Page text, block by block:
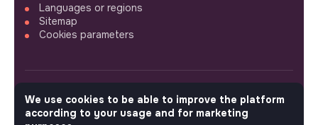
Languages or regions
Sitemap
Cookies parameters
FOLLOW US
We use cookies to be able to improve the platform
according to your usage and for marketing